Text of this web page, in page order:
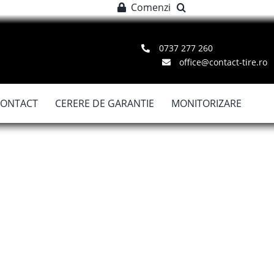
Comenzi
0737 277 260
office@contact-tire.ro
CERERE DE GARANTIE MONITORIZARE